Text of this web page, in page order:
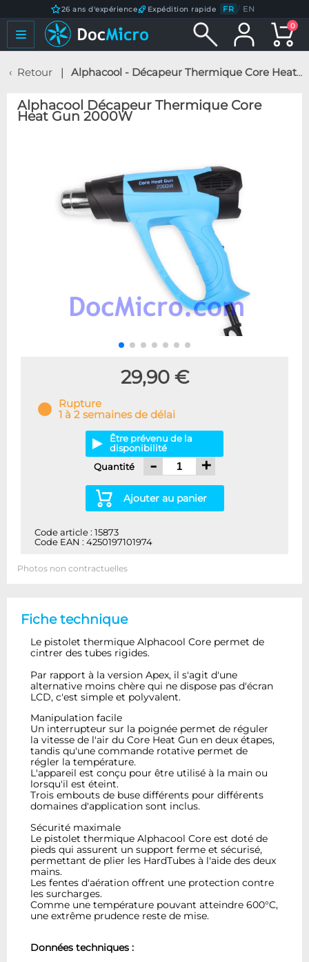
26 ans d'expérience Expédition rapide FR / EN
0
Retour Alphacool - Décapeur Thermique Core Heat Gun 2000W
Alphacool Décapeur Thermique Core
Heat Gun 2000W
29,90 €
Rupture
1 à 2 semaines de délai
Être prévenu de la
disponibilité
Quantité
- +
Ajouter au panier
Code article : 15873
Code EAN : 4250197101974
Photos non contractuelles
Fiche technique
Le pistolet thermique Alphacool Core permet de
cintrer des tubes rigides.
Par rapport à la version Apex, il s'agit d'une
alternative moins chère qui ne dispose pas d'écran
LCD, c'est simple et polyvalent.
Manipulation facile
Un interrupteur sur la poignée permet de réguler
la vitesse de l'air du Core Heat Gun en deux étapes,
tandis qu'une commande rotative permet de
régler la température.
L'appareil est conçu pour être utilisé à la main ou
lorsqu'il est éteint.
Trois embouts de buse différents pour différents
domaines d'application sont inclus.
Sécurité maximale
Le pistolet thermique Alphacool Core est doté de
pieds qui assurent un support ferme et sécurisé,
permettant de plier les HardTubes à l'aide des deux
mains.
Les fentes d'aération offrent une protection contre
les surcharges.
Comme une température pouvant atteindre 600°C,
une extrême prudence reste de mise.
Données techniques :